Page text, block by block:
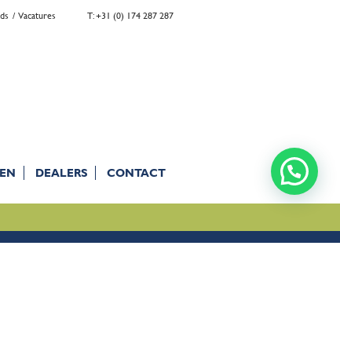
Vacatures T: +31 (0) 174 287 287
DEALERS CONTACT